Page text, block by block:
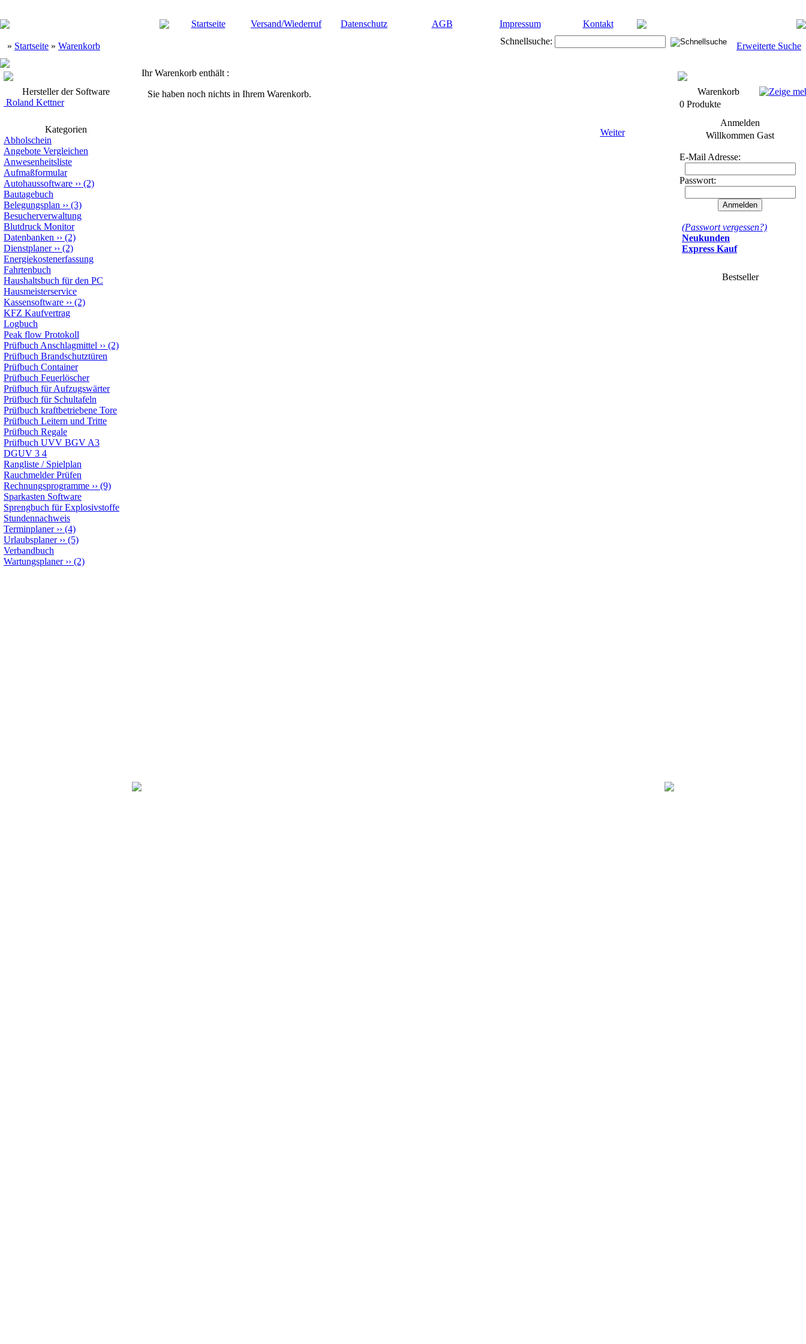
Startseite Versand/Wiederruf Datenschutz AGB Impressum Kontakt
» Startseite » Warenkorb Schnellsuche: Erweiterte Suche
Hersteller der Software
Roland Kettner
Kategorien
Abholschein
Angebote Vergleichen
Anwesenheitsliste
Aufmaßformular
Autohaussoftware ›› (2)
Bautagebuch
Belegungsplan ›› (3)
Besucherverwaltung
Blutdruck Monitor
Datenbanken ›› (2)
Dienstplaner›› (2)
Energiekostenerfassung
Fahrtenbuch
Haushaltsbuch für den PC
Hausmeisterservice
Kassensoftware ›› (2)
KFZ Kaufvertrag
Logbuch
Peak flow Protokoll
Prüfbuch Anschlagmittel ›› (2)
Prüfbuch Brandschutztüren
Prüfbuch Container
Prüfbuch Feuerlöscher
Prüfbuch für Aufzugswärter
Prüfbuch für Schultafeln
Prüfbuch kraftbetriebene Tore
Prüfbuch Leitern und Tritte
Prüfbuch Regale
Prüfbuch UVV BGV A3
DGUV 3 4
Rangliste / Spielplan
Rauchmelder Prüfen
Rechnungsprogramme ›› (9)
Sparkasten Software
Sprengbuch für Explosivstoffe
Stundennachweis
Terminplaner›› (4)
Urlaubsplaner›› (5)
Verbandbuch
Wartungsplaner›› (2)
Ihr Warenkorb enthält :
Sie haben noch nichts in Ihrem Warenkorb.
Weiter
Warenkorb
0 Produkte
Anmelden
Willkommen Gast
E-Mail Adresse:
Passwort:
(Passwort vergessen?)
Neukunden
Express Kauf
Bestseller